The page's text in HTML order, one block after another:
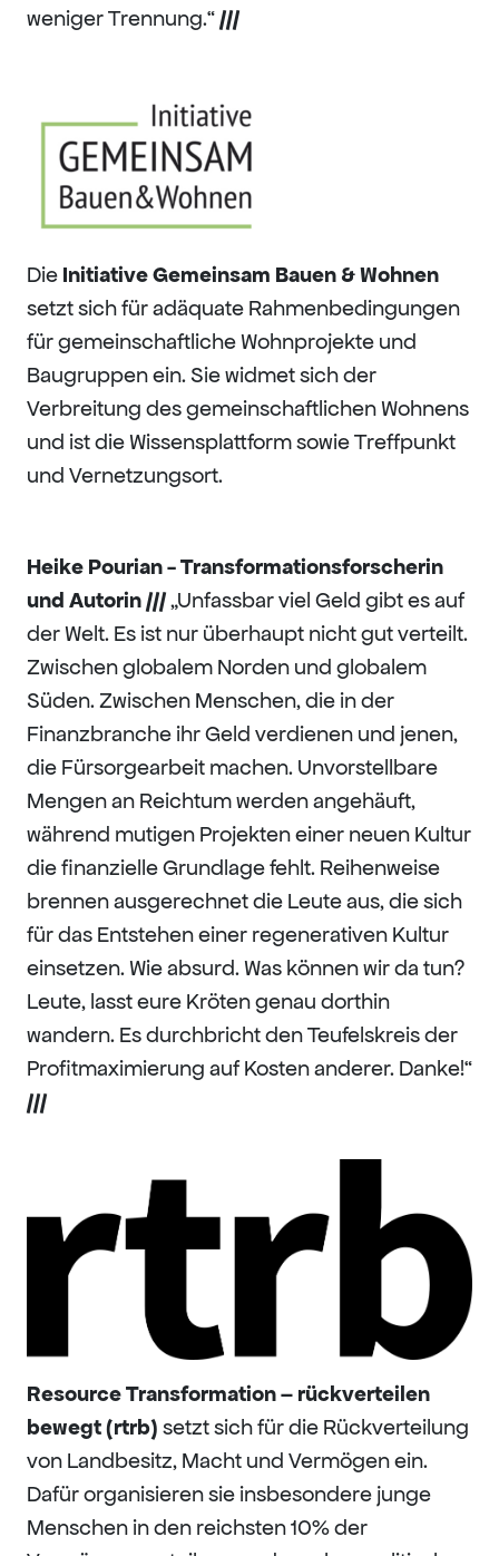
weniger Trennung.“///
Die ​ Initiative Gemeinsam Bauen & Wohnen
setzt sich für adäquate Rahmenbedingungen
für gemeinschaftliche Wohnprojekte und
Baugruppen ein. Sie widmet sich der
Verbreitung des gemeinschaftlichen Wohnens
und ist die Wissensplattform sowie Treffpunkt
und Vernetzungsort.
Heike Pourian - Transformationsforscherin
und Autorin ///„Unfassbar viel Geld gibt es auf
der Welt. Es ist nur überhaupt nicht gut verteilt.
Zwischen globalem Norden und globalem
Süden. Zwischen Menschen, die in der
Finanzbranche ihr Geld verdienen und jenen,
die Fürsorgearbeit machen. Unvorstellbare
Mengen an Reichtum werden angehäuft,
während mutigen Projekten einer neuen Kultur
die finanzielle Grundlage fehlt. Reihenweise
brennen ausgerechnet die Leute aus, die sich
für das Entstehen einer regenerativen Kultur
einsetzen. Wie absurd. Was können wir da tun?
Leute, lasst eure Kröten genau dorthin
wandern. Es durchbricht den Teufelskreis der
Profitmaximierung auf Kosten anderer. Danke!“
///
Resource Transformation – rückverteilen
bewegt (rtrb) setzt sich für die Rückverteilung
von Landbesitz, Macht und Vermögen ein.
Dafür organisieren sie insbesondere junge
Menschen in den reichsten 10% der